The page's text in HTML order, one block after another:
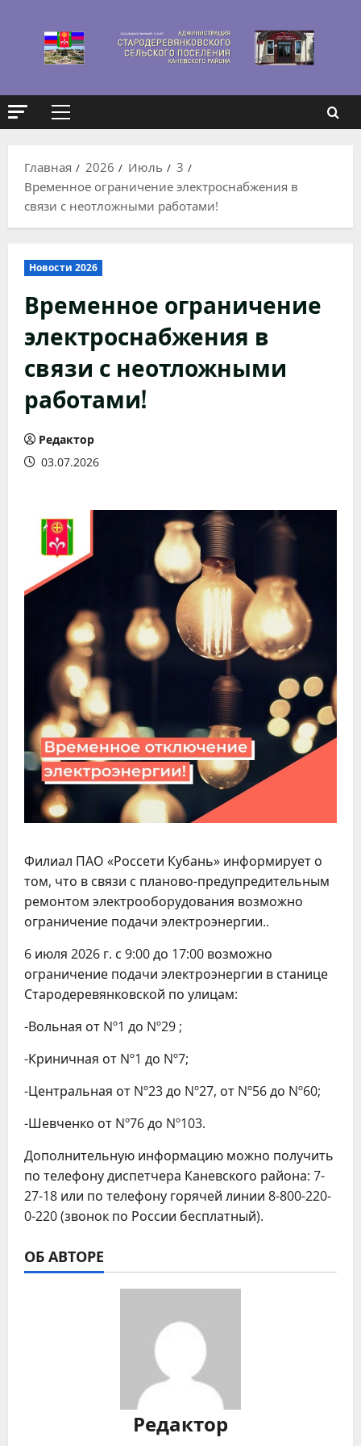
содержимому
Основное
Главная
2026 Июль
3
Временное ограничение электроснабжения в
связи с неотложными работами!
Новости 2026
Временное ограничение
электроснабжения в
связи с неотложными
работами!
Редактор
03.07.2026
Филиал ПАО «Россети Кубань» информирует о
том, что в связи с планово-предупредительным
ремонтом электрооборудования возможно
ограничение подачи электроэнергии..
6 июля 2026 г. с 9:00 до 17:00 возможно
ограничение подачи электроэнергии в станице
Стародеревянковской по улицам:
-Вольная от Nº1 до Nº29 ;
-Криничная от Nº1 до Nº7;
-Центральная от Nº23 до Nº27, от Nº56 до Nº60;
-Шевченко от Nº76 до Nº103.
Дополнительную информацию можно получить
по телефону диспетчера Каневского района: 7-
27-18 или по телефону горячей линии 8-800-220-
0-220 (звонок по России бесплатный).
ОБ АВТОРЕ
Редактор